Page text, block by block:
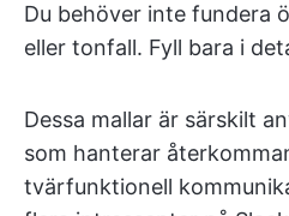
Du behöver inte fundera
eller tonfall. Fyll bara i
Dessa mallar är särskilt
som hanterar
tvärfunktionell